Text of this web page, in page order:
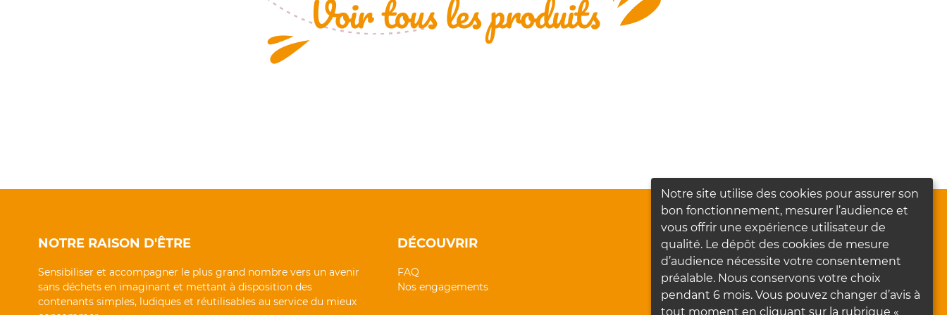
NOTRE RAISON D'ÊTRE
Sensibiliser et accompagner le plus grand nombre vers un avenir
sans déchets en imaginant et mettant à disposition des
contenants simples, ludiques et réutilisables au service du mieux
DÉCOUVRIR
FAQ
Nos engagements
Notre site utilise des cookies pour assurer son
bon fonctionnement, mesurer l’audience et
vous offrir une expérience utilisateur de
qualité. Le dépôt des cookies de mesure
d’audience nécessite votre consentement
préalable. Nous conservons votre choix
pendant 6 mois. Vous pouvez changer d’avis à
tout moment en cliquant sur la rubrique «